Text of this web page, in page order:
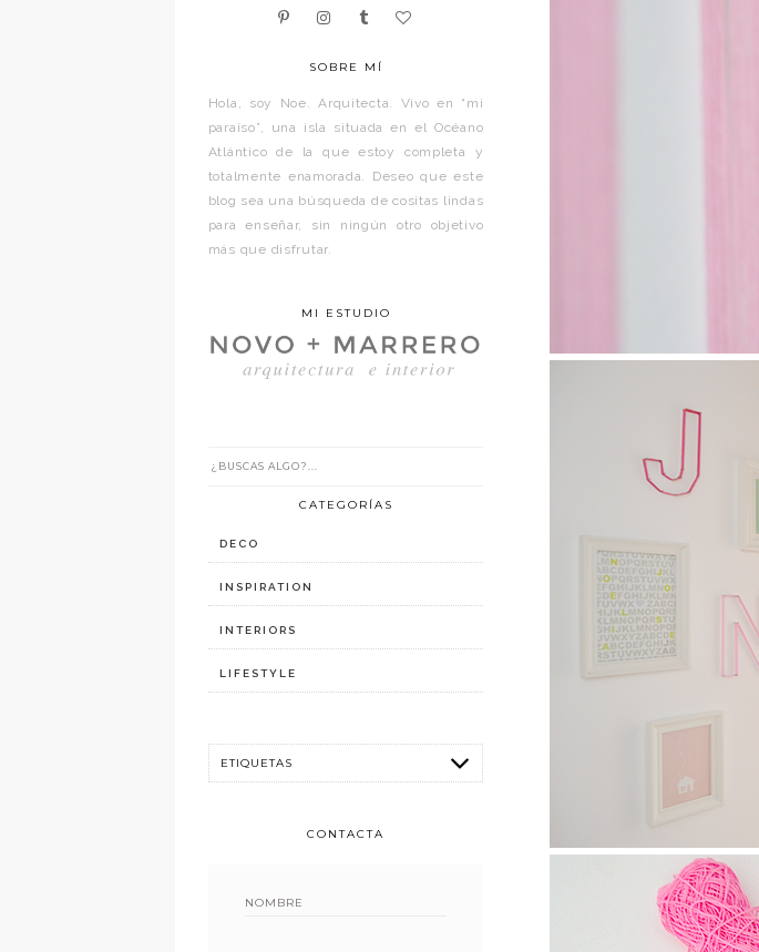
SOBRE MÍ
Hola, soy Noe. Arquitecta. Vivo en “mi
paraíso”, una isla situada en el Océano
Atlántico de la que estoy completa y
totalmente enamorada. Deseo que este
blog sea una búsqueda de cositas lindas
para enseñar, sin ningún otro objetivo
más que disfrutar.
MI ESTUDIO
CATEGORÍAS
DECO
INSPIRATION
INTERIORS
LIFESTYLE
CONTACTA